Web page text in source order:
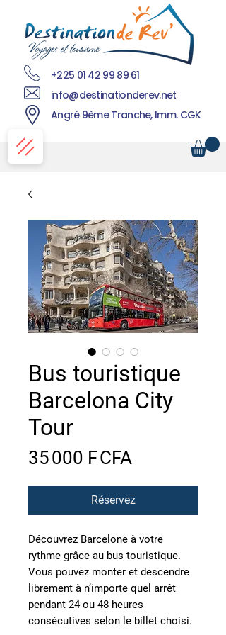
+225 01 42 99 89 61
info@destinationderev.net
Angré 9ème Tranche, Imm. CGK
Bus touristique
Barcelona City
Tour
35 000 F CFA
Réservez
Découvrez Barcelone à votre
rythme grâce au bus touristique.
Vous pouvez monter et descendre
librement à n’importe quel arrêt
pendant 24 ou 48 heures
consécutives selon le billet choisi.